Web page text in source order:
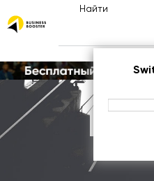
Найти